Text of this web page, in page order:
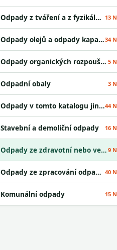
Odpady z tváření a z fyzikální a mechanické úpravy povrchu kovů a plastů 13 N
Odpady olejů a odpady kapalných paliv34 N
Odpady organických rozpouštědel 5 N
Odpadní obaly 3 N
Odpady v tomto katalogu jinak neurčené44 N
Stavební a demoliční odpady 16 N
Odpady ze zdravotní nebo veterinární péče a /nebo z výzkumu s nimi souvisejícího 9 N
Odpady ze zpracování odpadu a z ČOV 40 N
Komunální odpady 15 N